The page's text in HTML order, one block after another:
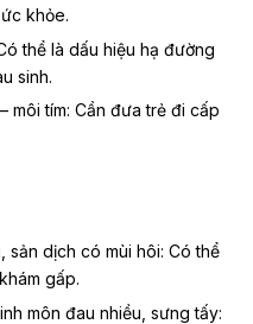
khỏe.
thể là dấu hiệu hạ đường
sinh.
môi tím: Cần đưa trẻ đi cấp
sản dịch có mùi hôi: Có thể
gấp.
môn đau nhiều, sưng tấy: